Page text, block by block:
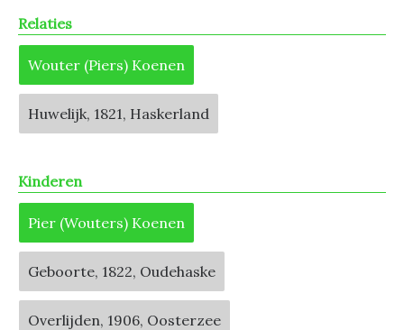
Relaties
Wouter (Piers) Koenen
Huwelijk, 1821, Haskerland
Kinderen
Pier (Wouters) Koenen
Geboorte, 1822, Oudehaske
Overlijden, 1906, Oosterzee